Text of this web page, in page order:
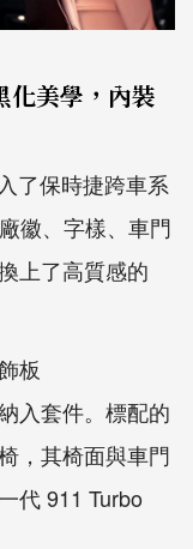
美學，內裝
了保時捷跨車系
徽、字樣、車門
上了高質感的
板
入套件。標配的
，其椅面與車門
代 911 Turbo